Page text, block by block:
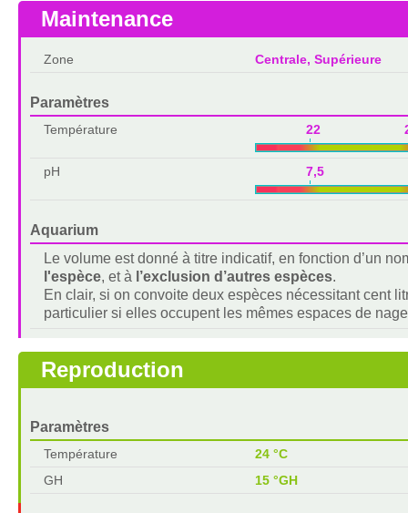
Maintenance
Zone Centrale, Supérieure
Paramètres
Température 22
pH 7,5
Aquarium
Le volume est donné à titre indicatif, en fonction d’un
l'espèce, et à l’exclusion d’autres espèces.
En clair, si on convoite deux espèces nécessitant cent
particulier si elles occupent les mêmes espaces de
Reproduction
Paramètres
Température
24 °C
GH
15 °GH